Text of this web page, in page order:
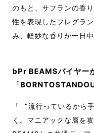
のもと、サフランの香
性を表現したフレグラ
み、軽妙な香りが一日中
bPr BEAMSバイヤー
「
「 “流行っているから
く。マニアックな層を